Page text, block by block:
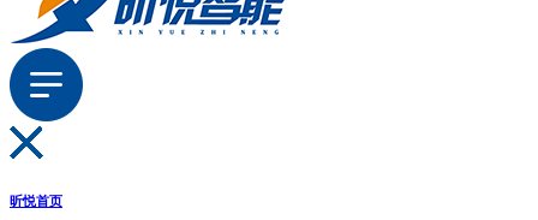
昕悦首页